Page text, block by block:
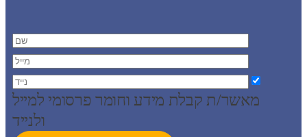
מאשר/ת קבלת מידע וחומר פרסומי למייל
ולנייד